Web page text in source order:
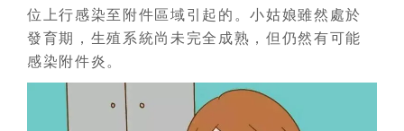
位上行感染至附件區域引起的。小姑娘雖然處於
發育期，生殖系統尚未完全成熟，但仍然有可能
感染附件炎。